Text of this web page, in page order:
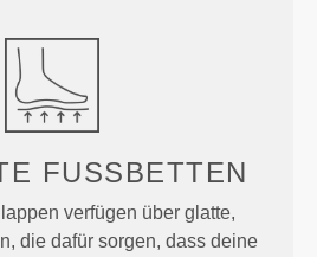
FUSSBETTEN
verfügen über glatte,
die dafür sorgen, dass deine